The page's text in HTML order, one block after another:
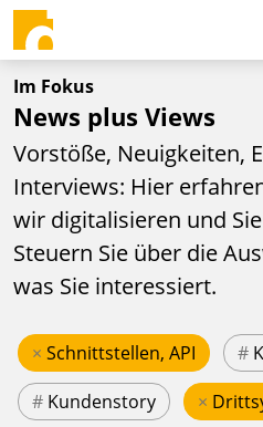
Im Fokus
News plus Views
Vorstöße, Neuigkeiten,
Interviews: Hier
wir digitalisieren und
Steuern Sie über die
was Sie interessiert.
× Schnittstellen, API #
# Kundenstory ×